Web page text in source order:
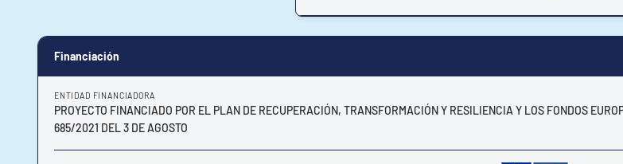
Financiación
ENTIDAD FINANCIADORA
PROYECTO FINANCIADO POR EL PLAN DE RECUPERACIÓN, TRANSFORMACIÓN Y RESILIENCIA Y LOS FONDOS
685/2021 DEL 3 DE AGOSTO